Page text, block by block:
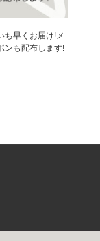
ち早くお届け!メ
ンも配布します!